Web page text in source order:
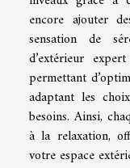
encore ajouter
sensation de
d’extérieur
permettant
adaptant les
besoins. Ainsi,
à la relaxation,
votre espace